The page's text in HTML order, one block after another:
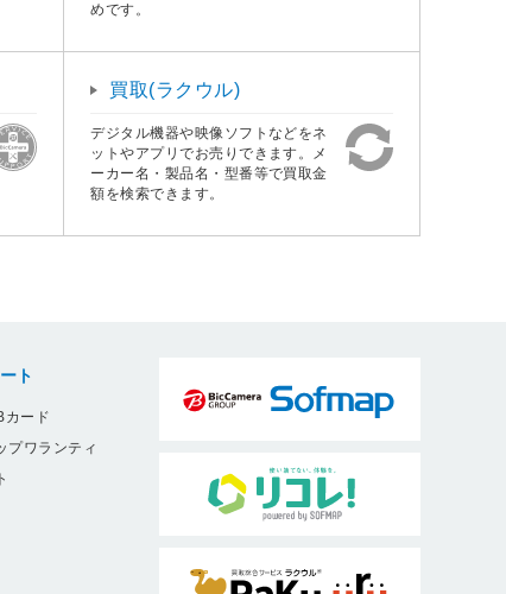
めです。
買取(ラクウル)
デジタル機器や映像ソフトなどをネ
ットやアプリでお売りできます。メ
ーカー名・製品名・型番等で買取金
額を検索できます。
ト
カード
プワランティ